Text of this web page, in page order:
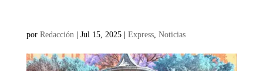
por Redacción | Jul 15, 2025| Express, Noticias